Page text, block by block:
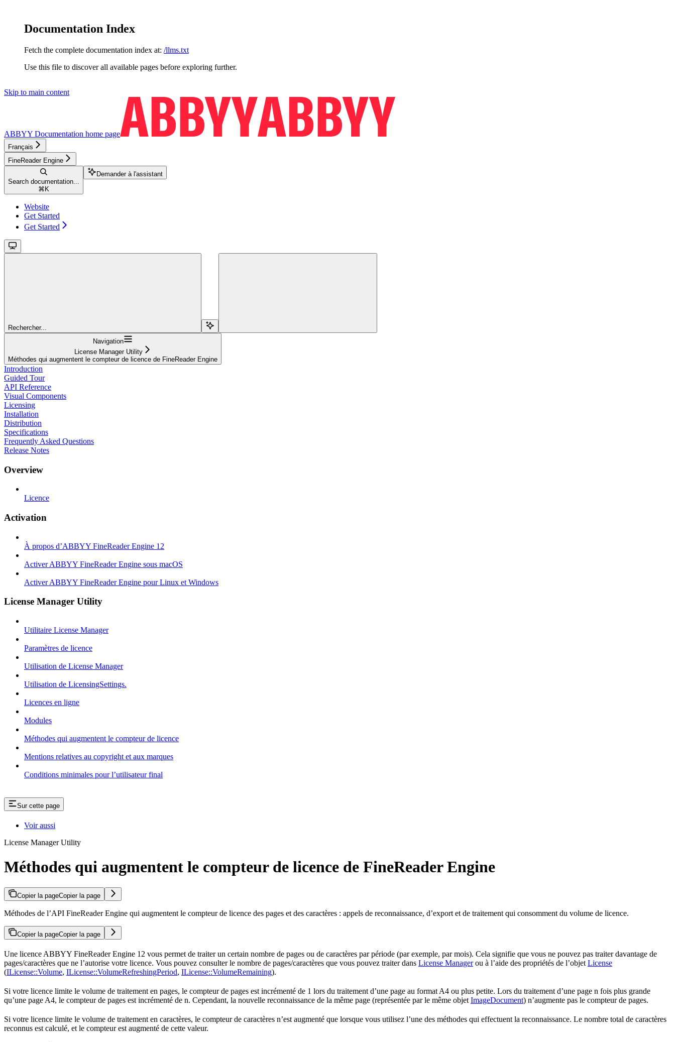
Documentation Index
Fetch the complete documentation index at: /llms.txt
Use this file to discover all available pages before exploring further.
Skip to main content
ABBYY Documentation home page
Français
FineReader Engine
Search documentation...
⌘ K
Demander à l'assistant
Website
Get Started
Get Started
Rechercher...
Navigation
License Manager Utility
Méthodes qui augmentent le compteur de licence de FineReader Engine
Introduction
Guided Tour
API Reference
Visual Components
Licensing
Installation
Distribution
Specifications
Frequently Asked Questions
Release Notes
Overview
Licence
Activation
À propos d’ABBYY FineReader Engine 12
Activer ABBYY FineReader Engine sous macOS
Activer ABBYY FineReader Engine pour Linux et Windows
License Manager Utility
Utilitaire License Manager
Paramètres de licence
Utilisation de License Manager
Utilisation de LicensingSettings.
Licences en ligne
Modules
Méthodes qui augmentent le compteur de licence
Mentions relatives au copyright et aux marques
Conditions minimales pour l’utilisateur final
Sur cette page
Voir aussi
License Manager Utility
Méthodes qui augmentent le compteur de licence de FineReader Engine
Copier la pageCopier la page
Méthodes de l’API FineReader Engine qui augmentent le compteur de licence des pages et des caractères : appels de reconnaissance, d’export et de traitement qui consomment du volume de licence.
Copier la pageCopier la page
Une licence ABBYY FineReader Engine 12 vous permet de traiter un certain nombre de pages ou de caractères par période (par exemple, par mois). Cela signifie que vous ne pouvez pas traiter davantage de
pages/caractères que ne l’autorise votre licence. Vous pouvez consulter le nombre de pages/caractères que vous pouvez traiter dans License Managerou à l’aide des propriétés de l’objet License
(ILicense::Volume, ILicense::VolumeRefreshingPeriod, ILicense::VolumeRemaining).
Si votre licence limite le volume de traitement en pages, le compteur de pages est incrémenté de 1 lors du traitement d’une page au format A4 ou plus petite. Lors du traitement d’une page n fois plus grande
qu’une page A4, le compteur de pages est incrémenté de n. Cependant, la nouvelle reconnaissance de la même page (représentée par le même objet ImageDocument) n’augmente pas le compteur de pages.
Si votre licence limite le volume de traitement en caractères, le compteur de caractères n’est augmenté que lorsque vous utilisez l’une des méthodes qui effectuent la reconnaissance. Le nombre total de caractères
reconnus est calculé, et le compteur est augmenté de cette valeur.